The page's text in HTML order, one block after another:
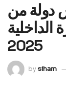
مهندس دولة من
الداخلية
2025
bysiham